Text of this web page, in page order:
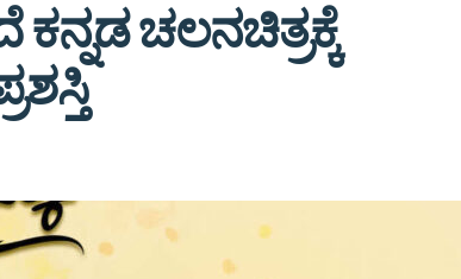
ಕನ್ನಡ ಚಲನಚಿತ್ರಕ್ಕೆ